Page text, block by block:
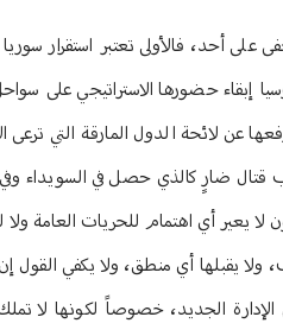
أحد، فالأولى تعتبر استقرار
إبقاء حضورها الاستراتيجي على
عن لائحة الدول المارقة التي ترعى
قتال ضارٍ كالذي حصل في السويداء
أي اهتمام للحريات العامة ولا
يقبلها أي منطق، ولا يكفي القول
الجديد، خصوصاً لكونها لا